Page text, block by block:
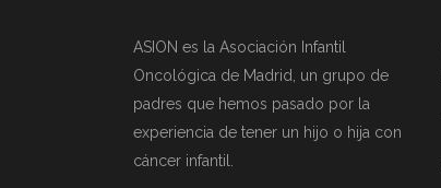
ASION es la Asociación Infantil
Oncológica de Madrid, un grupo de
padres que hemos pasado por la
experiencia de tener un hijo o hija con
cáncer infantil.